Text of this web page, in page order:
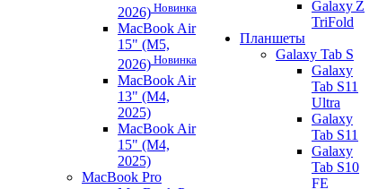
2026) Новинка
MacBook Air
15" (M5,
2026) Новинка
MacBook Air
13" (M4,
2025)
MacBook Air
15" (M4,
2025)
MacBook Pro
Galaxy Z
TriFold
Планшеты
Galaxy Tab S
Galaxy
Tab S11
Ultra
Galaxy
Tab S11
Galaxy
Tab S10
FE